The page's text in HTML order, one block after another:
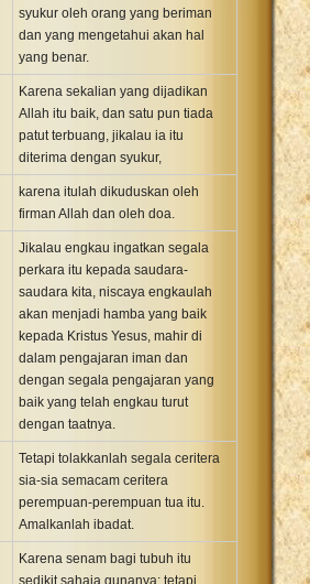
syukur oleh orang yang beriman
dan yang mengetahui akan hal
yang benar.
Karena sekalian yang dijadikan
Allah itu baik, dan satu pun tiada
patut terbuang, jikalau ia itu
diterima dengan syukur,
karena itulah dikuduskan oleh
firman Allah dan oleh doa.
Jikalau engkau ingatkan segala
perkara itu kepada saudara-
saudara kita, niscaya engkaulah
akan menjadi hamba yang baik
kepada Kristus Yesus, mahir di
dalam pengajaran iman dan
dengan segala pengajaran yang
baik yang telah engkau turut
dengan taatnya.
Tetapi tolakkanlah segala ceritera
sia-sia semacam ceritera
perempuan-perempuan tua itu.
Amalkanlah ibadat.
Karena senam bagi tubuh itu
sedikit sahaja gunanya; tetapi